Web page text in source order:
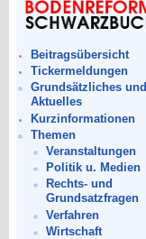
Beitragsübersicht
Tickermeldungen
Grundsätzliches und
Aktuelles
Kurzinformationen
Themen
Veranstaltungen
Politik u. Medien
Rechts- und
Grundsatzfragen
Verfahren
Wirtschaft